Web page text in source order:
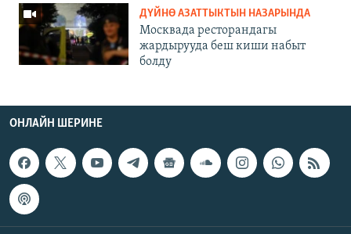
ДҮЙНӨ АЗАТТЫКТЫН НАЗАРЫНДА
Москвада ресторандагы
жардырууда беш киши набыт
болду
ОНЛАЙН ШЕРИНЕ